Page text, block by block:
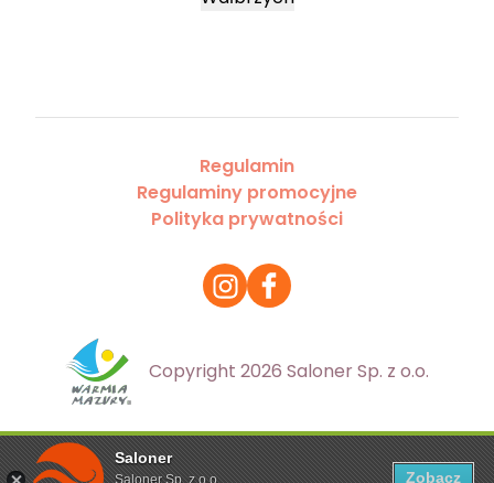
Saloner
Saloner Sp. z o.o. Zobacz
Ta strona korzysta z plików cookies. Aby dowiedzieć się
Regulamin
Regulaminy promocyjne
Polityka prywatności
Copyright 2026 Saloner Sp. z o.o.